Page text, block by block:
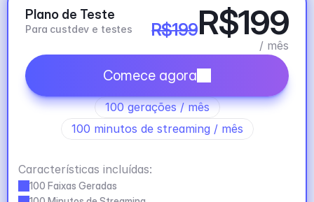
Plano de Teste
Para custdev e testes R$199R$199
/ mês
Comece agora
100 gerações / mês
100 minutos de streaming / mês
Características incluídas:
100 Faixas Geradas